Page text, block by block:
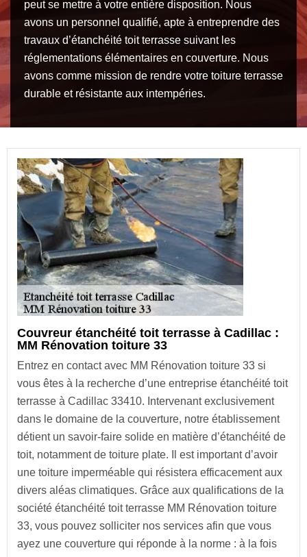
peut se mettre à votre entière disposition. Nous
avons un personnel qualifié, apte à entreprendre des
travaux d’étanchéité toit terrasse suivant les
réglementations élémentaires en couverture. Nous
avons comme mission de rendre votre toiture terrasse
durable et résistante aux intempéries.
Couvreur étanchéité toit terrasse à Cadillac :
MM Rénovation toiture 33
Entrez en contact avec MM Rénovation toiture 33 si
vous êtes à la recherche d’une entreprise étanchéité toit
terrasse à Cadillac 33410. Intervenant exclusivement
dans le domaine de la couverture, notre établissement
détient un savoir-faire solide en matière d’étanchéité de
toit, notamment de toiture plate. Il est important d’avoir
une toiture imperméable qui résistera efficacement aux
divers aléas climatiques. Grâce aux qualifications de la
société étanchéité toit terrasse MM Rénovation toiture
33, vous pouvez solliciter nos services afin que vous
ayez une couverture qui réponde à la norme : à la fois